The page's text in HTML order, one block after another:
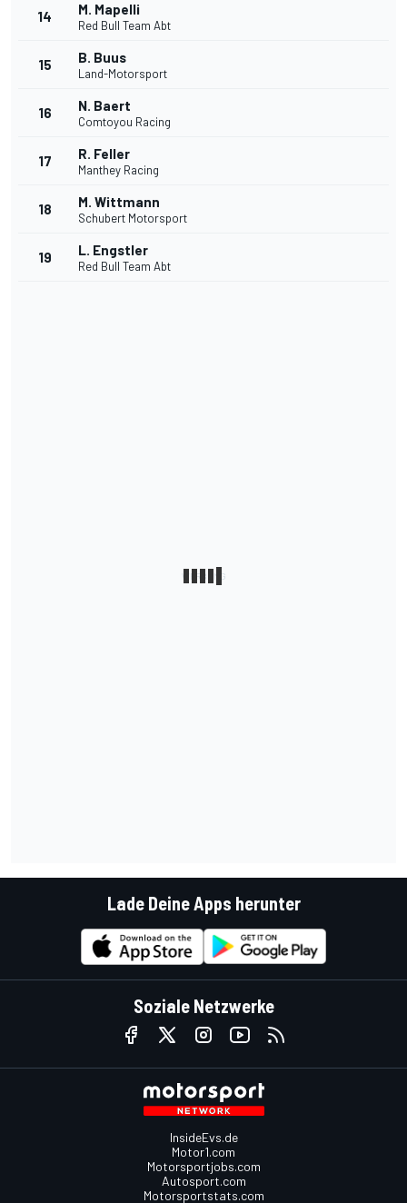
14 M. Mapelli
Red Bull Team Abt
15 B. Buus
Land-Motorsport
16 N. Baert
Comtoyou Racing
17 R. Feller
Manthey Racing
18 M. Wittmann
Schubert Motorsport
19 L. Engstler
Red Bull Team Abt
Lade Deine Apps herunter
Soziale Netzwerke
InsideEvs.de
Motor1.com
Motorsportjobs.com
Autosport.com
Motorsportstats.com